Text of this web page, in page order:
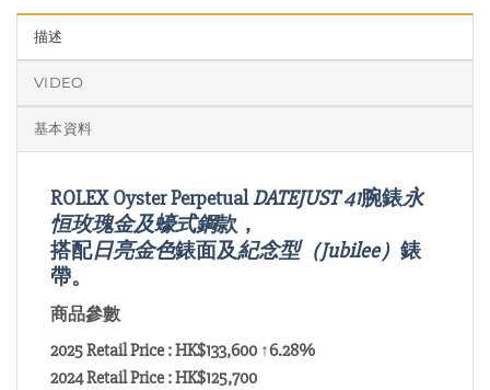
描述
VIDEO
基本資料
ROLEX Oyster PerpetualDATEJUST 41腕錶永
恒玫瑰金及蠔式鋼款，
搭配日亮金色錶面及紀念型（Jubilee） 錶
帶。
商品參數
2025 Retail Price : HK$133,600 ↑6.28%
2024Retail Price :HK$125,700